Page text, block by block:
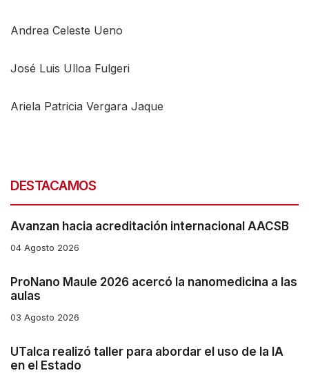
Andrea Celeste Ueno
José Luis Ulloa Fulgeri
Ariela Patricia Vergara Jaque
DESTACAMOS
Avanzan hacia acreditación internacional AACSB
04 Agosto 2026
ProNano Maule 2026 acercó la nanomedicina a las
aulas
03 Agosto 2026
UTalca realizó taller para abordar el uso de la IA
en el Estado